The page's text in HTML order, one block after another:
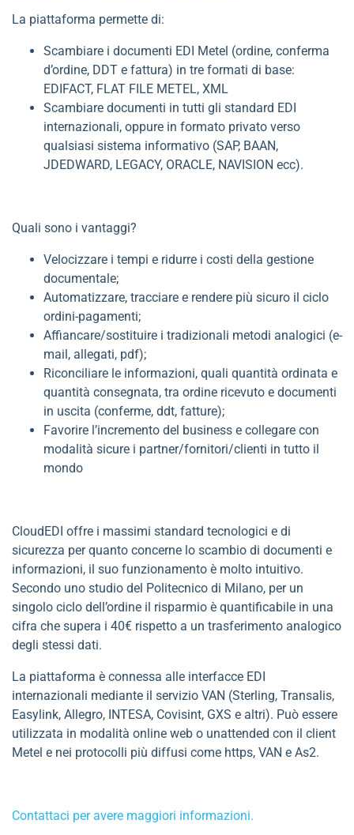
La piattaforma permette di:
Scambiare i documenti EDI Metel (ordine, conferma
d’ordine, DDT e fattura) in tre formati di base:
EDIFACT, FLAT FILE METEL, XML
Scambiare documenti in tutti gli standard EDI
internazionali, oppure in formato privato verso
qualsiasi sistema informativo (SAP, BAAN,
JDEDWARD, LEGACY, ORACLE, NAVISION ecc).
Quali sono i vantaggi?
Velocizzare i tempi e ridurre i costi della gestione
documentale;
Automatizzare, tracciare e rendere più sicuro il ciclo
ordini-pagamenti;
Affiancare/sostituire i tradizionali metodi analogici (e-
mail, allegati, pdf);
Riconciliare le informazioni, quali quantità ordinata e
quantità consegnata, tra ordine ricevuto e documenti
in uscita (conferme, ddt, fatture);
Favorire l’incremento del business e collegare con
modalità sicure i partner/fornitori/clienti in tutto il
mondo
CloudEDI offre i massimi standard tecnologici e di
sicurezza per quanto concerne lo scambio di documenti e
informazioni, il suo funzionamento è molto intuitivo.
Secondo uno studio del Politecnico di Milano, per un
singolo ciclo dell’ordine il risparmio è quantificabile in una
cifra che supera i 40€ rispetto a un trasferimento analogico
degli stessi dati.
La piattaforma è connessa alle interfacce EDI
internazionali mediante il servizio VAN (Sterling, Transalis,
Easylink, Allegro, INTESA, Covisint, GXS e altri). Può essere
utilizzata in modalità online web o unattended con il client
Metel e nei protocolli più diffusi come https, VAN e As2.
Contattaci per avere maggiori informazioni.